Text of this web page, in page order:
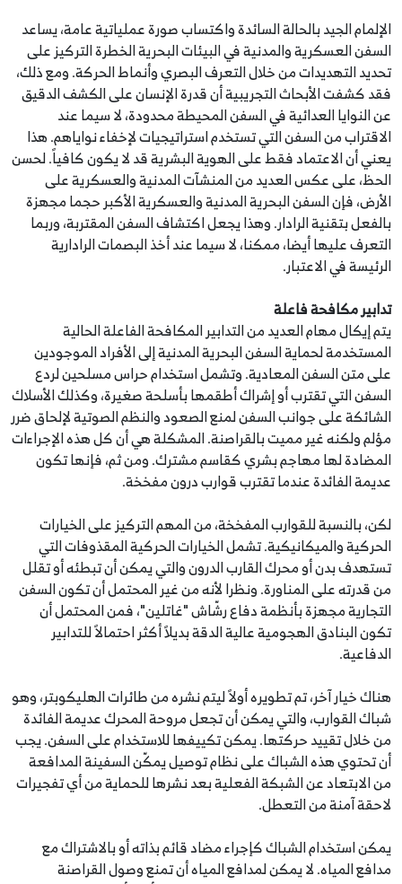
الإلمام الجيد بالحالة السائدة واكتساب صورة عملياتية عامة، يساعد
السفن العسكرية والمدنية في البيئات البحرية الخطرة التركيز على
تحديد التهديدات من خلال التعرف البصري وأنماط الحركة. ومع ذلك،
فقد كشفت الأبحاث التجريبية أن قدرة الإنسان على الكشف الدقيق
عن النوايا العدائية في السفن المحيطة محدودة، لا سيما عند
الاقتراب من السفن التي تستخدم استراتيجيات لإخفاء نواياهم. هذا
يعني أن الاعتماد فقط على الهوية البشرية قد لا يكون كافياً. لحسن
الحظ، على عكس العديد من المنشآت المدنية والعسكرية على
الأرض، فإن السفن البحرية المدنية والعسكرية الأكبر حجما مجهزة
بالفعل بتقنية الرادار. وهذا يجعل اكتشاف السفن المقتربة، وربما
التعرف عليها أيضا، ممكنا، لا سيما عند أخذ البصمات الرادارية
الرئيسة في الاعتبار.
تدابير مكافحة فاعلة
يتم إيكال مهام العديد من التدابير المكافحة الفاعلة الحالية
المستخدمة لحماية السفن البحرية المدنية إلى الأفراد الموجودين
على متن السفن المعادية. وتشمل استخدام حراس مسلحين لردع
السفن التي تقترب أو إشراك أطقمها بأسلحة صغيرة، وكذلك الأسلاك
الشائكة على جوانب السفن لمنع الصعود والنظم الصوتية لإلحاق ضرر
مؤلم ولكنه غير مميت بالقراصنة. المشكلة هي أن كل هذه الإجراءات
المضادة لها مهاجم بشري كقاسم مشترك. ومن ثم، فإنها تكون
عديمة الفائدة عندما تقترب قوارب درون مفخخة.
لكن، بالنسبة للقوارب المفخخة، من المهم التركيز على الخيارات
الحركية والميكانيكية. تشمل الخيارات الحركية المقذوفات التي
تستهدف بدن أو محرك القارب الدرون والتي يمكن أن تبطئه أو تقلل
من قدرته على المناورة. ونظرا لأنه من غير المحتمل أن تكون السفن
التجارية مجهزة بأنظمة دفاع رشّاش "غاتلين"، فمن المحتمل أن
تكون البنادق الهجومية عالية الدقة بديلاً أكثر احتمالاً للتدابير
الدفاعية.
هناك خيار آخر، تم تطويره أولاً ليتم نشره من طائرات الهليكوبتر، وهو
شباك القوارب، والتي يمكن أن تجعل مروحة المحرك عديمة الفائدة
من خلال تقييد حركتها. يمكن تكييفها للاستخدام على السفن. يجب
أن تحتوي هذه الشباك على نظام توصيل يمكّن السفينة المدافعة
من الابتعاد عن الشبكة الفعلية بعد نشرها للحماية من أي تفجيرات
لاحقة آمنة من التعطل.
يمكن استخدام الشباك كإجراء مضاد قائم بذاته أو بالاشتراك مع
مدافع المياه. لا يمكن لمدافع المياه أن تمنع وصول القراصنة